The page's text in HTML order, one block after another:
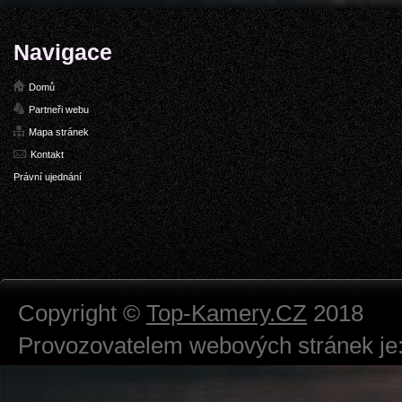
Navigace
Domů
Partneři webu
Mapa stránek
Kontakt
Právní ujednání
Copyright © Top-Kamery.CZ 2018
Provozovatelem webových stránek